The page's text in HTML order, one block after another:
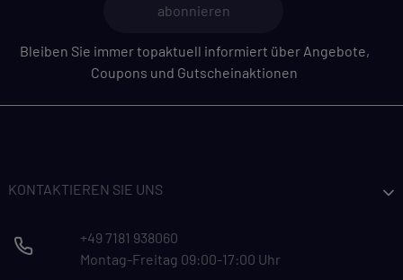
abonnieren
Bleiben Sie immer topaktuell informiert über Angebote,
Coupons und Gutscheinaktionen
KONTAKTIEREN SIE UNS
+49 7181 938060
Montag-Freitag 09:00-17:00 Uhr